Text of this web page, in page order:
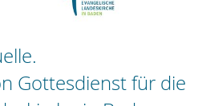
Gottesdienst für die